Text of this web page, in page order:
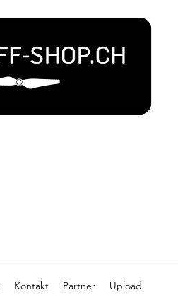
Kontakt Partner Upload